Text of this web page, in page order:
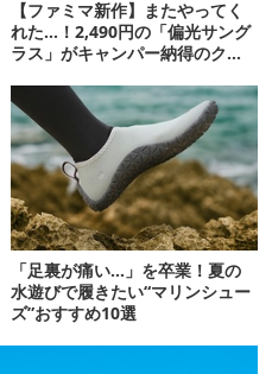
【ファミマ新作】またやってく
れた…！2,490円の「偏光サング
ラス」がキャンパー納得のクオ
「足裏が痛い…」を卒業！夏の
水遊びで履きたい“マリンシュー
ズ”おすすめ10選